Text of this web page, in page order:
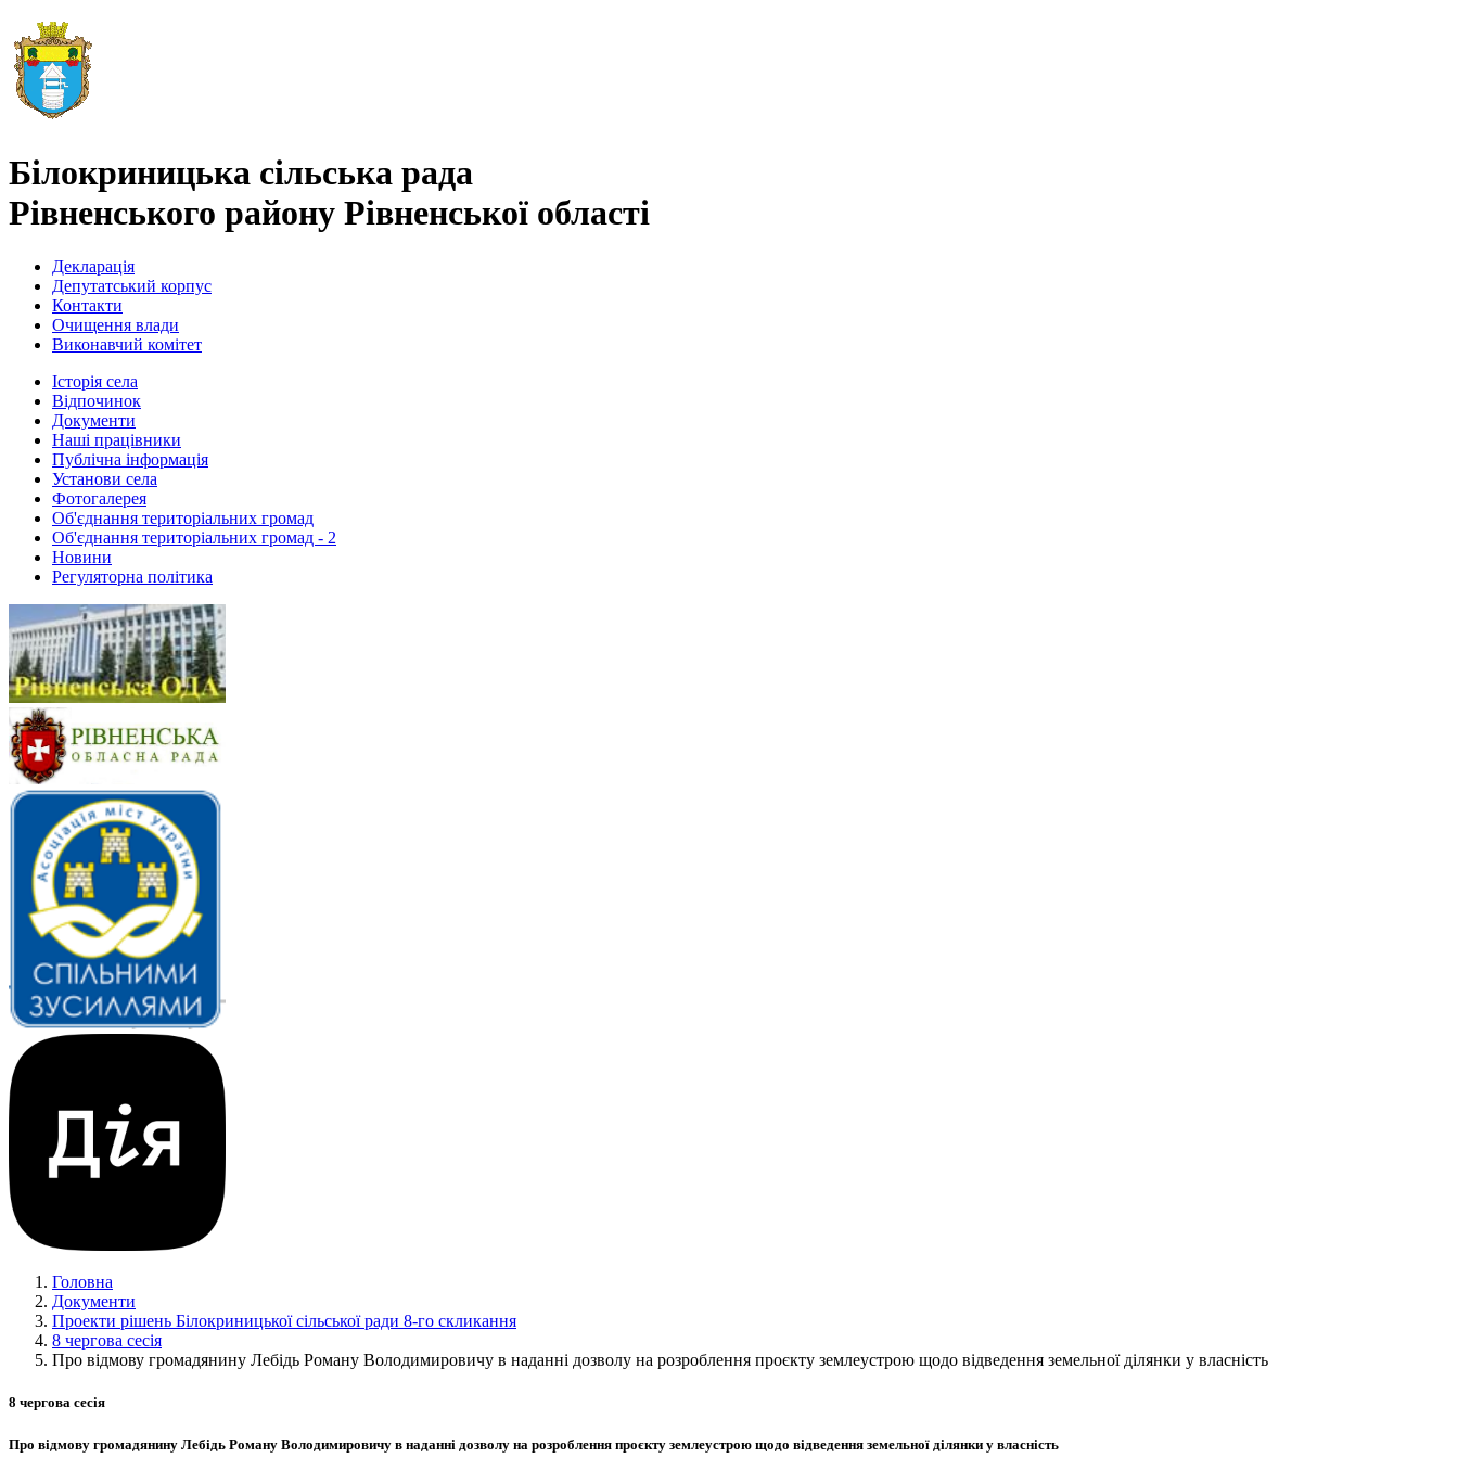
Білокриницька сільська рада
Рівненського району Рівненської області
Декларація
Депутатський корпус
Контакти
Очищення влади
Виконавчий комітет
Історія села
Відпочинок
Документи
Наші працівники
Публічна інформація
Установи села
Фотогалерея
Об'єднання територіальних громад
Об'єднання територіальних громад - 2
Новини
Регуляторна політика
Головна
Документи
Проекти рішень Білокриницької сільської ради 8-го скликання
8 чергова сесія
Про відмову громадянину Лебідь Роману Володимировичу в наданні дозволу на розроблення проєкту землеустрою щодо відведення земельної ділянки у власність
8 чергова сесія
Про відмову громадянину Лебідь Роману Володимировичу в наданні дозволу на розроблення проєкту землеустрою щодо відведення земельної ділянки у власність